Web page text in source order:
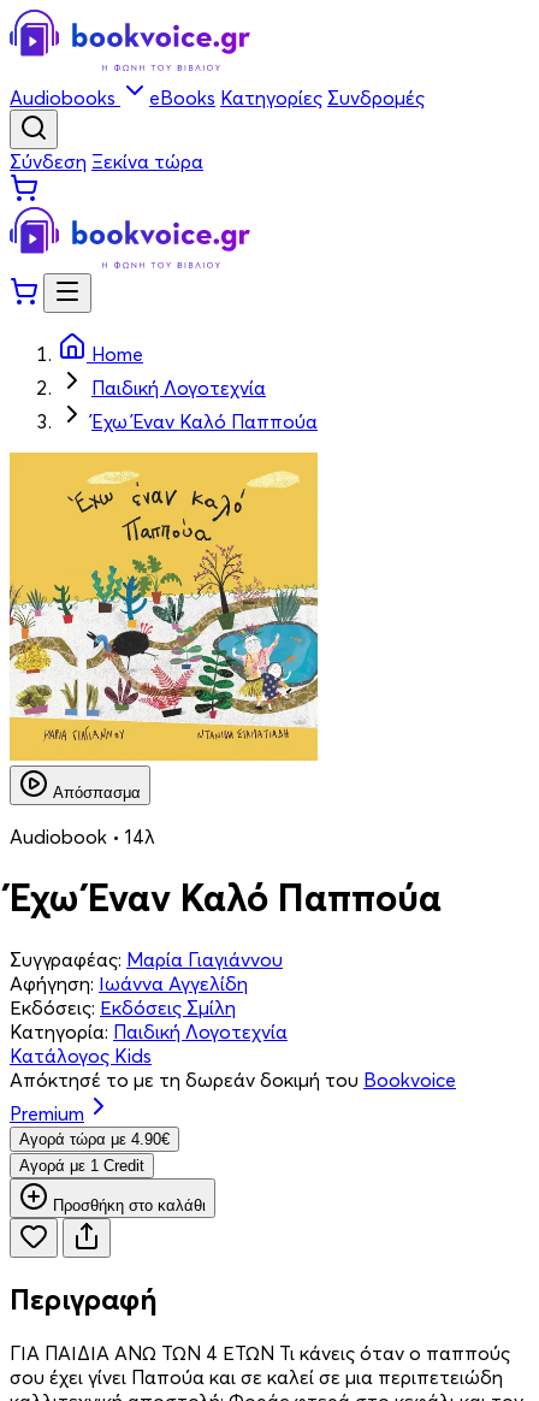
Audiobooks eBooks Κατηγορίες Συνδρομές
Σύνδεση Ξεκίνα τώρα
Home
Παιδική Λογοτεχνία
Έχω Έναν Καλό Παππούα
Απόσπασμα
Audiobook • 14λ
Έχω Έναν Καλό Παππούα
Συγγραφέας: Μαρία Γιαγιάννου
Αφήγηση: Ιωάννα Αγγελίδη
Εκδόσεις: Εκδόσεις Σμίλη
Κατηγορία: Παιδική Λογοτεχνία
Κατάλογος Kids
Απόκτησέ το με τη δωρεάν δοκιμή του Bookvoice
Premium
Aγορά τώρα με 4.90€
Aγορά με 1 Credit
Προσθήκη στο καλάθι
Περιγραφή
ΓΙΑ ΠΑΙΔΙΑ ΑΝΩ ΤΩΝ 4 ΕΤΩΝ Τι κάνεις όταν ο παππούς
σου έχει γίνει Παπούα και σε καλεί σε μια περιπετειώδη